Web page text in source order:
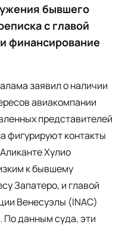
бывшего
с главой
финансирование
заявил о наличии
авиакомпании
представителей
фигурируют контакты
Хулио
к бывшему
Запатеро, и главой
Венесуэлы (INAC)
данным суда, эти